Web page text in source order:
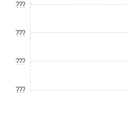
???
???
???
???